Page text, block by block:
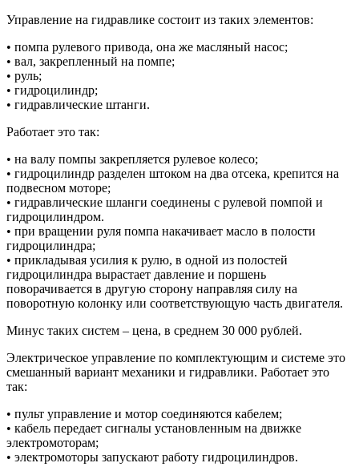
Управление на гидравлике состоит из таких элементов:
• помпа рулевого привода, она же масляный насос;
• вал, закрепленный на помпе;
• руль;
• гидроцилиндр;
• гидравлические штанги.
Работает это так:
• на валу помпы закрепляется рулевое колесо;
• гидроцилиндр разделен штоком на два отсека, крепится на
подвесном моторе;
• гидравлические шланги соединены с рулевой помпой и
гидроцилиндром.
• при вращении руля помпа накачивает масло в полости
гидроцилиндра;
• прикладывая усилия к рулю, в одной из полостей
гидроцилиндра вырастает давление и поршень
поворачивается в другую сторону направляя силу на
поворотную колонку или соответствующую часть двигателя.
Минус таких систем – цена, в среднем 30 000 рублей.
Электрическое управление по комплектующим и системе это
смешанный вариант механики и гидравлики. Работает это
так:
• пульт управление и мотор соединяются кабелем;
• кабель передает сигналы установленным на движке
электромоторам;
• электромоторы запускают работу гидроцилиндров.